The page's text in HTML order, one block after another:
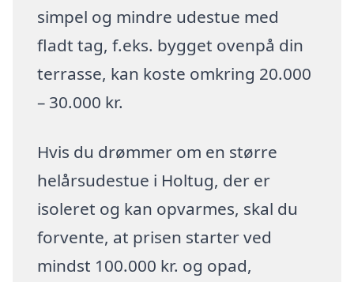
simpel og mindre udestue med
fladt tag, f.eks. bygget ovenpå din
terrasse, kan koste omkring 20.000
– 30.000 kr.
Hvis du drømmer om en større
helårsudestue i Holtug, der er
isoleret og kan opvarmes, skal du
forvente, at prisen starter ved
mindst 100.000 kr. og opad,